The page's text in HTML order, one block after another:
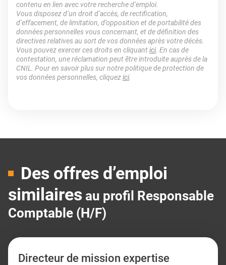
contenu en lien avec votre recherche d’emploi.
Vous disposez d’un droit d’accès, de rectification,
d’effacement, de limitation, d’opposition et de portabilité des
données personnelles vous concernant, et de définition des
directives relatives au sort de vos données après votre décès.
Vous pouvez exercer ces droits en cliquantici. En cas de
contestation, une réclamation peut être introduite auprès de la
CNIL. Pour en savoir plus sur notre politique de protection de
vos données personnelles, cliquezici.
Des offres d’emploi
similaires au profil Responsable
Comptable (H/F)
Directeur de mission expertise